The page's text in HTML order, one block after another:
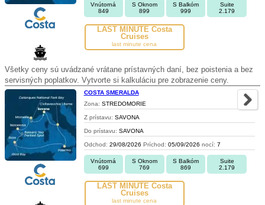
Vnútorná
849
S Oknom
899
S Balkóm
999
Suite
2.179
LAST MINUTE Costa
Cruises
last minute cena
Všetky ceny sú uvádzané vrátane prístavných daní, bez poistenia a bez
servisných poplatkov. Vytvorte si kalkuláciu pre zobrazenie ceny.
COSTA SMERALDA
Zona: STREDOMORIE
Z prístavu: SAVONA
Do prístavu: SAVONA
Odchod: 29/08/2026 Príchod: 05/09/2026 nocí: 7
Vnútorná
699
S Oknom
769
S Balkóm
869
Suite
2.179
LAST MINUTE Costa
Cruises
last minute cena